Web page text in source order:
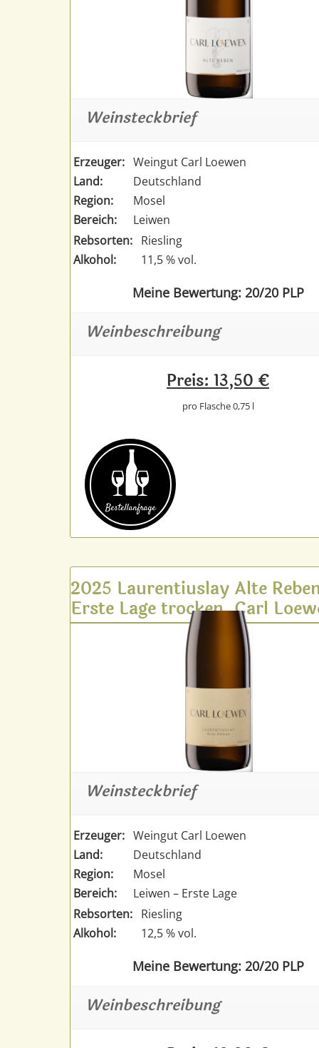
Weinsteckbrief
Erzeuger: Weingut Carl Loewen
Land:
Deutschland
Region:
Mosel
Bereich:
Leiwen
Rebsorten: Riesling
Alkohol:
11,5 % vol.
Meine Bewertung: 20/20 PLP
Weinbeschreibung
Preis: 13,50 €
pro Flasche 0,75 l
Bestell­anfrage
2025 Laurentiuslay Alte
Erste Lage trocken, Carl
Weinsteckbrief
Erzeuger: Weingut Carl Loewen
Land:
Deutschland
Region:
Mosel
Bereich:
Leiwen – Erste Lage
Rebsorten: Riesling
Alkohol:
12,5 % vol.
Meine Bewertung: 20/20 PLP
Weinbeschreibung